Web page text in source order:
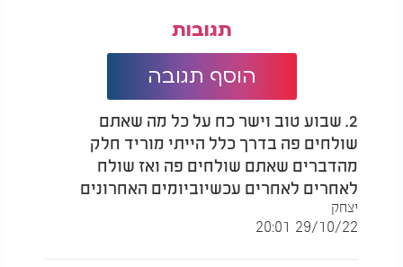
סגולות אחרי הבדלה: סגולות יין הבדלה וסגולות הבדלה
- הרב שמשון פוקס:
תגובות
הוסף תגובה
2. שבוע טוב וישר כח על כל מה שאתם
שולחים פה בדרך כלל הייתי מוריד חלק
מהדברים שאתם שולחים פה ואז שולח
לאחרים לאחרים עכשיוביומים האחרונים
יצחק
29/10/22 20:01